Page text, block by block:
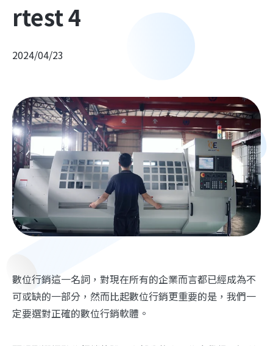
rtest 4
2024/04/23
數位行銷這一名詞，對現在所有的企業而言都已經成為不
可或缺的一部分，然而比起數位行銷更重要的是，我們一
定要選對正確的數位行銷軟體。